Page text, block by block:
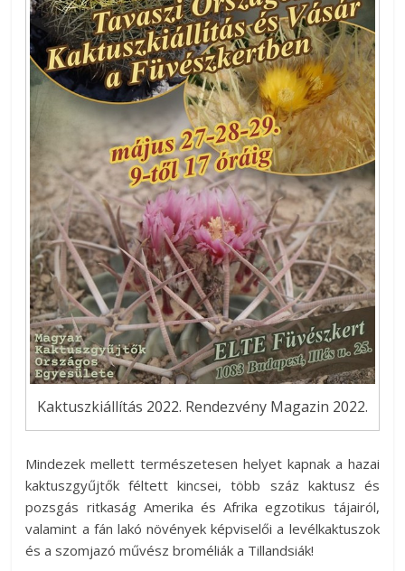
Kaktuszkiállítás 2022. Rendezvény Magazin 2022.
Mindezek mellett természetesen helyet kapnak a hazai
kaktuszgyűjtők féltett kincsei, több száz kaktusz és
pozsgás ritkaság Amerika és Afrika egzotikus tájairól,
valamint a fán lakó növények képviselői a levélkaktuszok
és a szomjazó művész broméliák a Tillandsiák!